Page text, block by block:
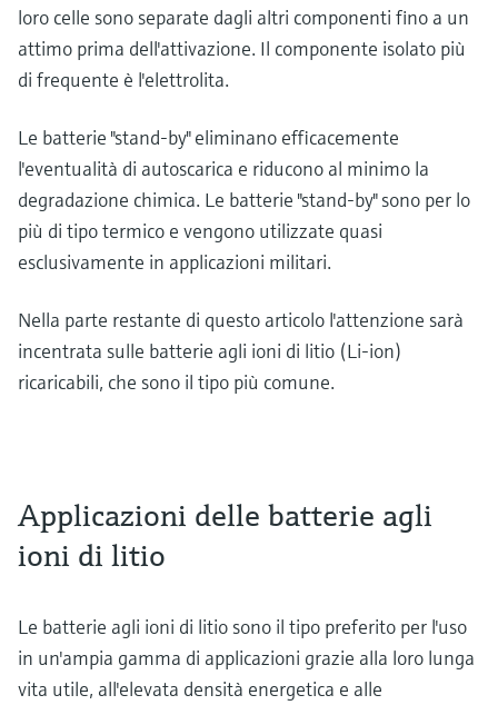
loro celle sono separate dagli altri componenti fino a un
attimo prima dell'attivazione. Il componente isolato più
di frequente è l'elettrolita.
Le batterie "stand-by" eliminano efficacemente
l'eventualità di autoscarica e riducono al minimo la
degradazione chimica. Le batterie "stand-by" sono per lo
più di tipo termico e vengono utilizzate quasi
esclusivamente in applicazioni militari.
Nella parte restante di questo articolo l'attenzione sarà
incentrata sulle batterie agli ioni di litio (Li-ion)
ricaricabili, che sono il tipo più comune.
Applicazioni delle batterie agli
ioni di litio
Le batterie agli ioni di litio sono il tipo preferito per l'uso
in un'ampia gamma di applicazioni grazie alla loro lunga
vita utile, all'elevata densità energetica e alle